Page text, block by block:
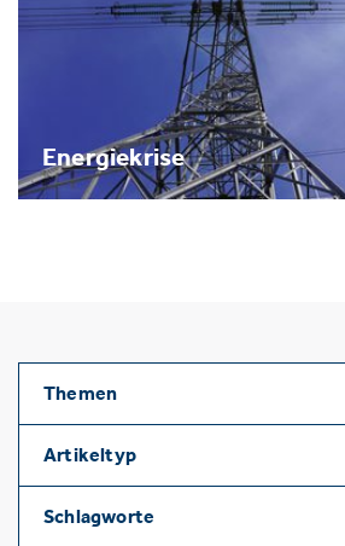
Energiekrise
Themen
Artikeltyp
Schlagworte